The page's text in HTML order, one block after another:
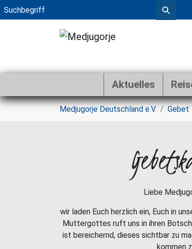
Zum Hauptinhalt springen
Aktuelles
Sie sind hier:
Medjugorje Deutschland e.V. Gebet
Liebe
wir laden Euch herzlich ein, Euch in
Muttergottes ruft uns in ihren
ist bereichernd, dieses sichtbar zu
kommen